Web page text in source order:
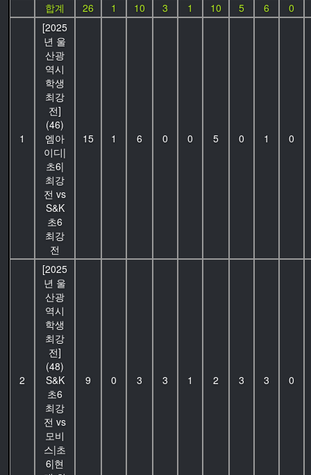
합계
26 1 10 3 1 10 5 6 0
1
[2025
년 울
산광
역시
학생
최강
전]
(46)
엠아
이디|
초6|
최강
전 vs
S&K
초6
최강
전
15 1 6 0 0 5 0 1 0
2
[2025
년 울
산광
역시
학생
최강
전]
(48)
S&K
초6
최강
전 vs
모비
스|초
6|현
9 0 3 3 1 2 3 3 0